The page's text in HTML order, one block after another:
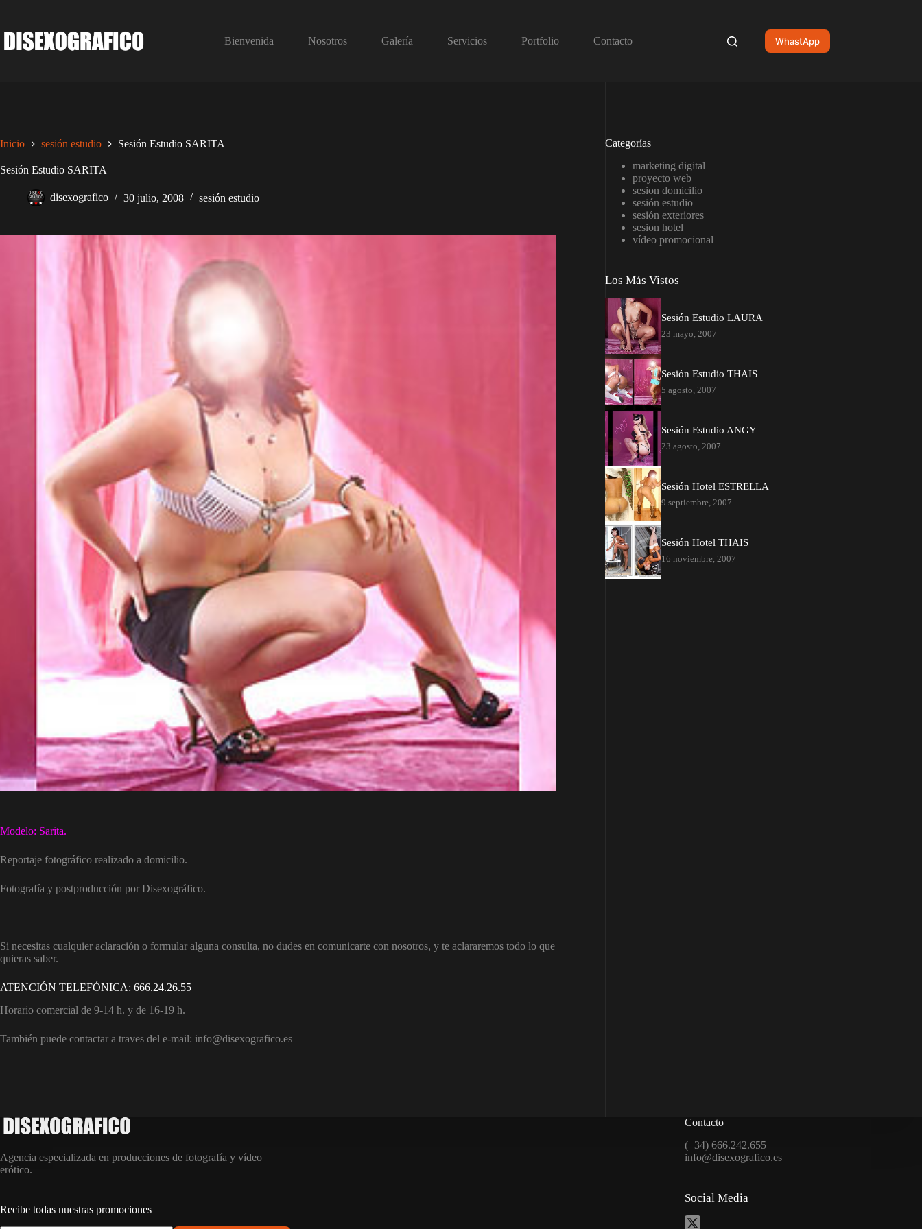
contenido
Bienvenida
Nosotros Galería Servicios Portfolio Contacto WhastApp
Inicio sesión estudio Sesión Estudio SARITA
Sesión Estudio SARITA
disexografico 30 julio, 2008 sesión estudio
Modelo: Sarita.
Reportaje fotográfico realizado a domicilio.
Fotografía y postproducción por Disexográfico.
Si necesitas cualquier aclaración o formular alguna consulta, no dudes en comunicarte con nosotros, y te aclararemos todo lo que
quieras saber.
ATENCIÓN TELEFÓNICA: 666.24.26.55
Horario comercial de 9-14 h. y de 16-19 h.
También puede contactar a traves del e-mail: info@disexografico.es
Categorías
marketing digital
proyecto web
sesion domicilio
sesión estudio
sesión exteriores
sesion hotel
vídeo promocional
Los Más Vistos
Sesión Estudio LAURA
23 mayo, 2007
Sesión Estudio THAIS
5 agosto, 2007
Sesión Estudio ANGY
23 agosto, 2007
Sesión Hotel ESTRELLA
9 septiembre, 2007
Sesión Hotel THAIS
16 noviembre, 2007
Agencia especializada en producciones de fotografía y vídeo
erótico.
Recibe todas nuestras promociones
Contacto
(+34) 666.242.655
info@disexografico.es
Social Media